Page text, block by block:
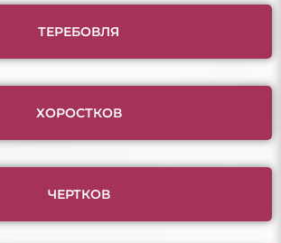
ТЕРЕБОВЛЯ
ХОРОСТКОВ
ЧЕРТКОВ